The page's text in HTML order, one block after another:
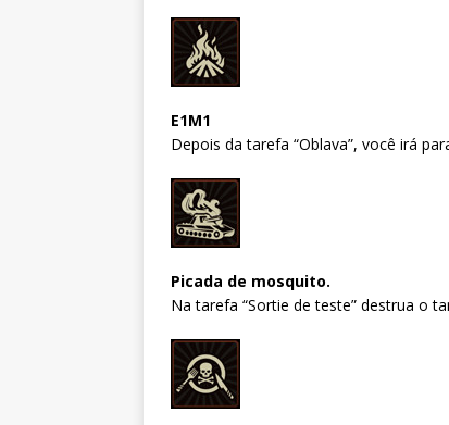
E1M1
Depois da tarefa “Oblava”, você irá
Picada de mosquito.
Na tarefa “Sortie de teste” destrua o